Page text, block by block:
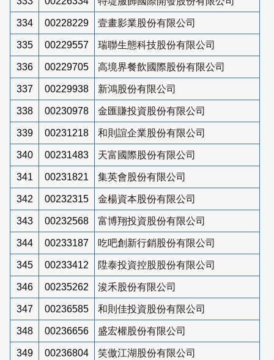
334 00228229 壹畫影業股份有限公司
335 00229557 瑞聯生態科技股份有限公司
336 00229705 高境界餐飲國際股份有限公司
337 00229938 新鴻股份有限公司
338 00230978 金匯賺投資股份有限公司
339 00231218 和則誼企業股份有限公司
340 00231483 天富國際股份有限公司
341 00231821 集英會股份有限公司
342 00232315 金楊資本股份有限公司
343 00232568 富博翔投資股份有限公司
344 00233187 吃吧創新行銷股份有限公司
345 00233412 陞泰投資控股股份有限公司
346 00235262 浚禾股份有限公司
347 00236585 和則佳投資股份有限公司
348 00236656 盛宏權股份有限公司
349 00236804 笑傲江湖股份有限公司